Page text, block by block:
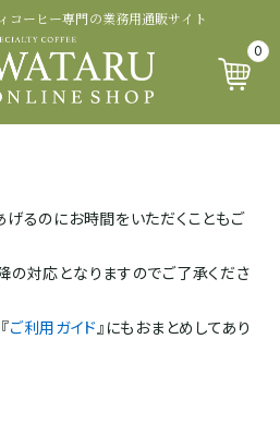
コーヒー専門の業務用通販サイト
0
るのにお時間をいただくこともご
の対応となりますのでご了承くださ
ご利用ガイド』にもおまとめしてあり
ら探す
ら探す
クから探す
から探す
他から探す
認証